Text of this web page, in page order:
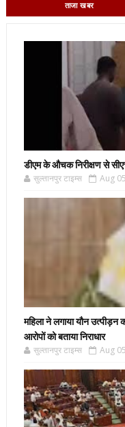
ताजा खबर
डीएम के औचक निरीक्षण से
सुल्तानपुर टाइम्स Aug
महिला ने लगाया यौन उत्पीड़न
आरोपों को बताया निराधार
सुल्तानपुर टाइम्स Aug